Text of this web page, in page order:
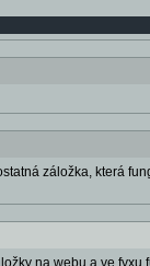
záložka, která
na webu a ve fyxu